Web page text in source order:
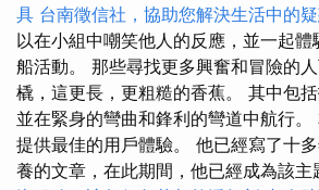
具 台南徵信社，協助您解決生活中的
以在小組中嘲笑他人的反應，並一起
船活動。 那些尋找更多興奮和冒險的
橇，這更長，更粗糙的香蕉。 其中包
並在緊身的彎曲和鋒利的彎道中航行
提供最佳的用戶體驗。 他已經寫了十
養的文章，在此期間，他已經成為該主